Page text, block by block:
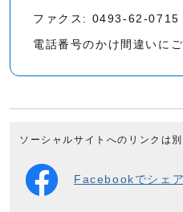
ファクス: 0493-62-0715
電話番号のかけ間違いに
ソーシャルサイトへのリンクは
Facebookでシェア